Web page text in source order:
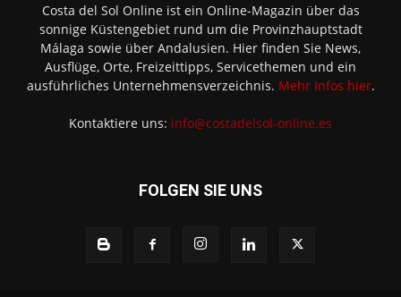
Costa del Sol Online ist ein Online-Magazin über das
sonnige Küstengebiet rund um die Provinzhauptstadt
Málaga sowie über Andalusien. Hier finden Sie News,
Ausflüge, Orte, Freizeittipps, Servicethemen und ein
ausführliches Unternehmensverzeichnis. Mehr Infos hier.
Kontaktiere uns: info@costadelsol-online.es
FOLGEN SIE UNS